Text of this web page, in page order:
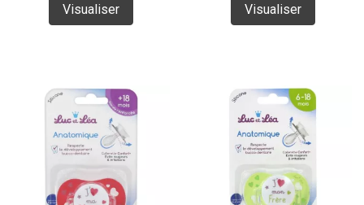
Visualiser Visualiser